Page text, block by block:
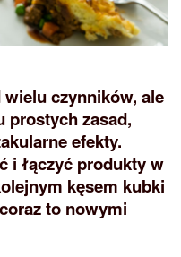
czynników, ale
prostych zasad,
efekty.
i łączyć produkty w
kęsem kubki
to nowymi